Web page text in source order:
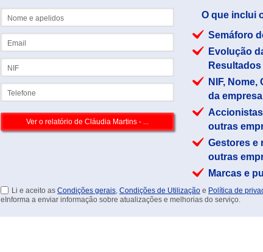
O que inclui
Semáforo
Evolução
NIF,
da empresa
outras
Gestores e
outras
Marcas e
Li e aceito as Condições gerais, Condições de Utilização e Política de
eInforma a enviar informação sobre atualizações e melhorias do serviço.